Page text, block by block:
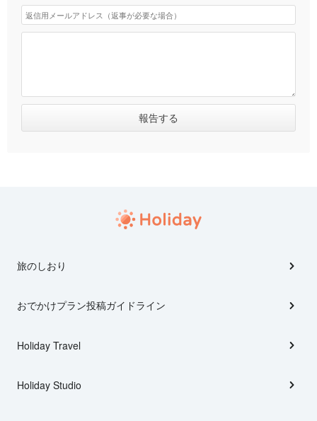
旅のしおり
おでかけプラン投稿ガイドライン
Holiday Travel
Holiday Studio